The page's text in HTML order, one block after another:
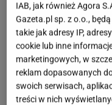
polskiego sportu.
finału turnieju
jednak uznać
która zwyciężyła w
powróciła 8
przywitana przez
IAB, jak również Agora
Gazeta.pl sp. z o.o.,
takie jak adresy IP,
cookie lub inne
marketingowych, w
reklam dopasowanych
swoich serwisach,
treści w nich